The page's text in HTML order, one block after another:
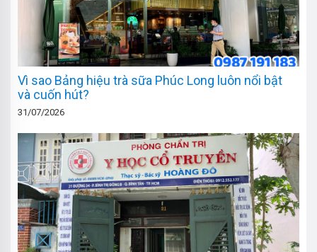
Vì sao Bảng hiệu trà sữa Phúc Long luôn nổi bật
và cuốn hút?
31/07/2026